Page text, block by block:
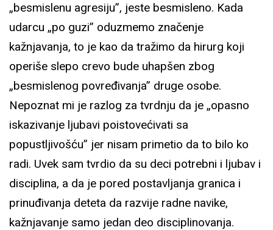
„besmislenu agresiju”, jeste besmisleno. Kada
udarcu „po guzi” oduzmemo značenje
kažnjavanja, to je kao da tražimo da hirurg koji
operiše slepo crevo bude uhapšen zbog
„besmislenog povređivanja” druge osobe.
Nepoznat mi je razlog za tvrdnju da je „opasno
iskazivanje ljubavi poistovećivati sa
popustljivošću” jer nisam primetio da to bilo ko
radi. Uvek sam tvrdio da su deci potrebni i ljubav i
disciplina, a da je pored postavljanja granica i
prinuđivanja deteta da razvije radne navike,
kažnjavanje samo jedan deo disciplinovanja.